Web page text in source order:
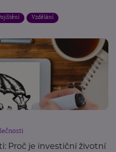
Vzdělání
Proč je investiční životní